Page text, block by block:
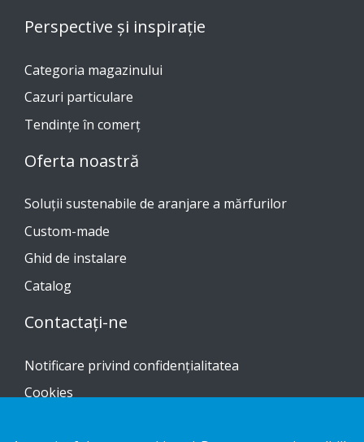
Perspective și inspirație
Categoria magazinului
Cazuri particulare
Tendinţe în comerţ
Oferta noastră
Soluții sustenabile de aranjare a mărfurilor
Custom-made
Ghid de instalare
Catalog
Contactați-ne
Notificare privind confidențialitatea
Cookies